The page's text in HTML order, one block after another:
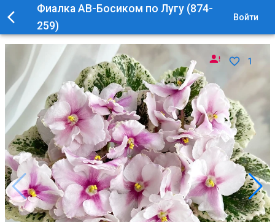
Фиалка АВ-Босиком по Лугу (874-
259)
Войти
1